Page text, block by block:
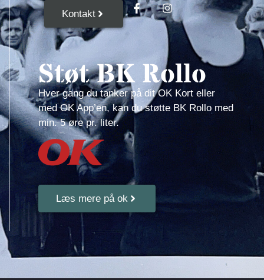
Kontakt
Støt BK Rollo
Hver gang du tanker på dit OK Kort eller
med OK App’en, kan du støtte BK Rollo med
min. 5 øre pr. liter.
Læs mere på ok